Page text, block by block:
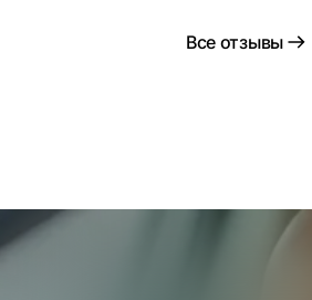
Все отзывы